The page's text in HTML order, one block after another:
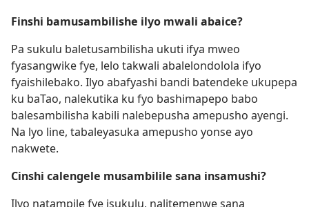
Finshi bamusambilishe ilyo mwali abaice?
Pa sukulu baletusambilisha ukuti ifya mweo
fyasangwike fye, lelo takwali abalelondolola ifyo
fyaishilebako. Ilyo abafyashi bandi batendeke ukupepa
ku baTao, nalekutika ku fyo bashimapepo babo
balesambilisha kabili nalebepusha amepusho ayengi.
Na lyo line, tabaleyasuka amepusho yonse ayo
nakwete.
Cinshi calengele musambilile sana insamushi?
Ilyo natampile fye isukulu, nalitemenwe sana